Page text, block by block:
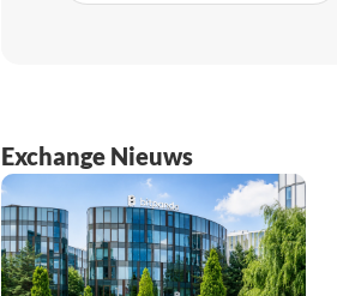
Exchange Nieuws